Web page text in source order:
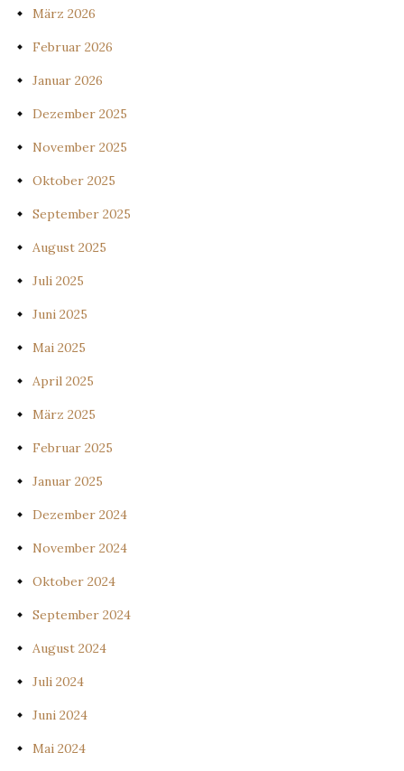
März 2026
Februar 2026
Januar 2026
Dezember 2025
November 2025
Oktober 2025
September 2025
August 2025
Juli 2025
Juni 2025
Mai 2025
April 2025
März 2025
Februar 2025
Januar 2025
Dezember 2024
November 2024
Oktober 2024
September 2024
August 2024
Juli 2024
Juni 2024
Mai 2024